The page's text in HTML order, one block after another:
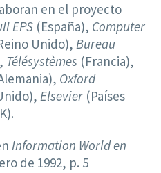
en el proyecto
EPS (España), Computer
Unido), Bureau
Télésystèmes (Francia),
Oxford
Elsevier (Países
Information World en
de 1992, p. 5